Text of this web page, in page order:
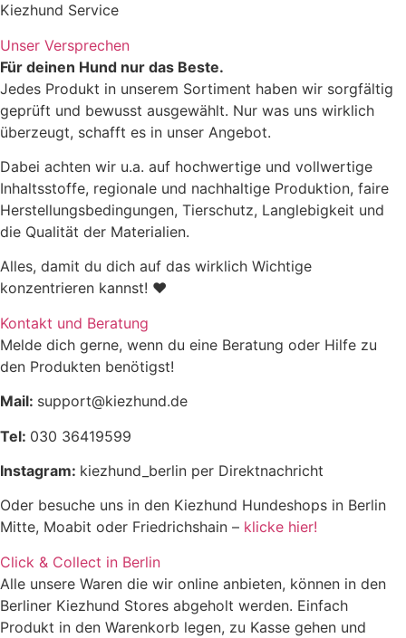
Kiezhund Service
Unser Versprechen
Für deinen Hund nur das Beste.
Jedes Produkt in unserem Sortiment haben wir sorgfältig
geprüft und bewusst ausgewählt. Nur was uns wirklich
überzeugt, schafft es in unser Angebot.
Dabei achten wir u.a. auf hochwertige und vollwertige
Inhaltsstoffe, regionale und nachhaltige Produktion, faire
Herstellungsbedingungen, Tierschutz, Langlebigkeit und
die Qualität der Materialien.
Alles, damit du dich auf das wirklich Wichtige
konzentrieren kannst! ♥
Kontakt und Beratung
Melde dich gerne, wenn du eine Beratung oder Hilfe zu
den Produkten benötigst!
Mail: support@kiezhund.de
Tel: 030 36419599
Instagram: kiezhund_berlin per Direktnachricht
Oder besuche uns in den Kiezhund Hundeshops in Berlin
Mitte, Moabit oder Friedrichshain – klicke hier!
Click & Collect in Berlin
Alle unsere Waren die wir online anbieten, können in den
Berliner Kiezhund Stores abgeholt werden. Einfach
Produkt in den Warenkorb legen, zu Kasse gehen und